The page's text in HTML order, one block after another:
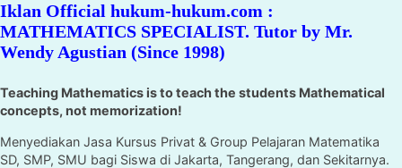
Iklan Official hukum-hukum.com :
MATHEMATICS SPECIALIST. Tutor by Mr.
Wendy Agustian (Since 1998)
Teaching Mathematics is to teach the students Mathematical
concepts, not memorization!
Menyediakan Jasa Kursus Privat & Group Pelajaran Matematika
SD, SMP, SMU bagi Siswa di Jakarta, Tangerang, dan Sekitarnya.